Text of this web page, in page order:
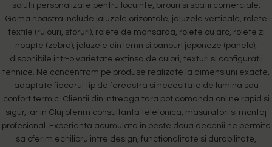
solutii personalizate pentru locuinte, birouri si spatii comerciale.
Gama noastra include jaluzele orizontale, jaluzele verticale, rolete
textile (rulouri, storuri), rolete de mansarda, rolete cu arc, rolete zi
noapte (zebra), jaluzele din lemn si panouri japoneze (panelo),
disponibile intr-o varietate extinsa de culori, texturi si configuratii
tehnice. Ne concentram pe produse realizate la dimensiuni exacte,
adaptate fiecarui tip de fereastra si necesitate de lumina sau
confort termic. Clientii din intreaga tara pot comanda online rapid si
sigur, iar in Cluj oferim consultanta telefonica, masuratori si montaj
profesional. Experienta acumulata in peste doua decenii ne permite
sa oferim echilibru intre design, functionalitate si durabilitate,